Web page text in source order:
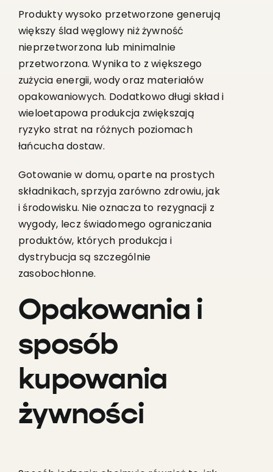
Produkty wysoko przetworzone generują
większy ślad węglowy niż żywność
nieprzetworzona lub minimalnie
przetworzona. Wynika to z większego
zużycia energii, wody oraz materiałów
opakowaniowych. Dodatkowo długi skład i
wieloetapowa produkcja zwiększają
ryzyko strat na różnych poziomach
łańcucha dostaw.
Gotowanie w domu, oparte na prostych
składnikach, sprzyja zarówno zdrowiu, jak
i środowisku. Nie oznacza to rezygnacji z
wygody, lecz świadomego ograniczania
produktów, których produkcja i
dystrybucja są szczególnie
zasobochłonne.
Opakowania i
sposób
kupowania
żywności